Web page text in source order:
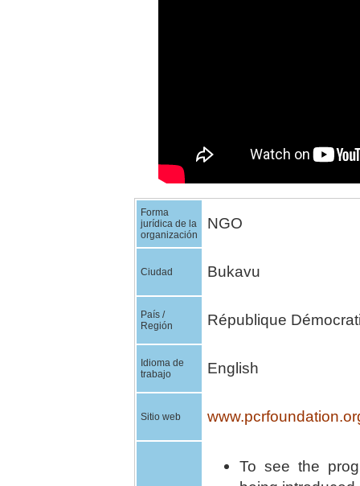
Forma
jurídica de la
organización
NGO
Ciudad Bukavu
País /
Región
République
Idioma de
trabajo
English
Sitio web
To see the